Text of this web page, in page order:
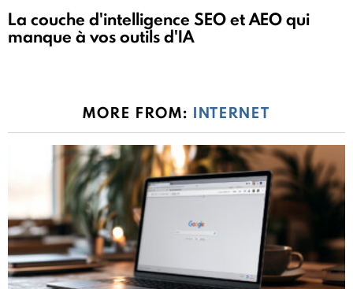
La couche d'intelligence SEO et AEO qui
manque à vos outils d'IA
MORE FROM: INTERNET